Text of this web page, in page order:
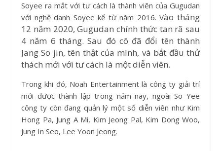
Soyee ra mắt với tư cách là thành viên của Gugudan
với nghệ danh Soyee kể từ năm 2016. Vào tháng
12 năm 2020, Gugudan chính thức tan rã sau
4 năm 6 tháng. Sau đó cô đã đổi tên thành
Jang So jin, tên thật của mình, và bắt đầu thử
thách mới với tư cách là một diễn viên.
Trong khi đó, Noah Entertainment là công ty giải trí
mới được thành lập trong năm nay, ngoài So Yee
công ty còn đang quản lý một số diễn viên như Kim
Hong Pa, Jung A Mi, Kim Jeong Pal, Kim Dong Woo,
Jung In Seo, Lee Yoon Jeong.